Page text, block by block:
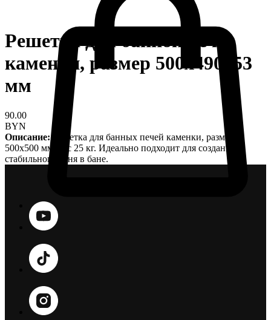
Решетка для банной печи
каменки, размер 500х490х53
мм
90.00
BYN
Описание:Решетка для банных печей каменки, размер
500х500 мм, вес 25 кг. Идеально подходит для создания
стабильного огня в бане.